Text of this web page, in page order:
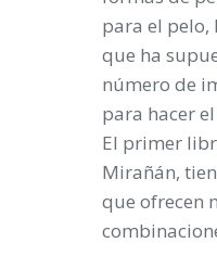
para el pelo,
que ha
número de
para hacer
El primer
Mirañán,
que ofrecen